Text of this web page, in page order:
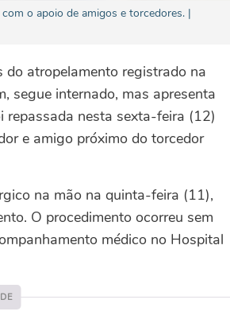
o apoio de amigos e torcedores. |
atropelamento registrado na
segue internado, mas apresenta
repassada nesta sexta-feira (12)
e amigo próximo do torcedor
na mão na quinta-feira (11),
O procedimento ocorreu sem
médico no Hospital